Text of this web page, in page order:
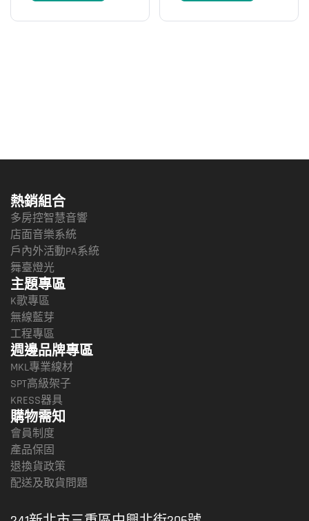
熱銷組合
多房控智慧音響
店面音樂系統
戶內外活動PA系統
舞臺燈光
主題專區
K歌專區
無線藍芽
工程專區
週邊品牌專區
MKL專業線材
SPT高級架子
KRESS器具
購物需知
會員制度
產品保固
退換貨政策
配送及取貨問題